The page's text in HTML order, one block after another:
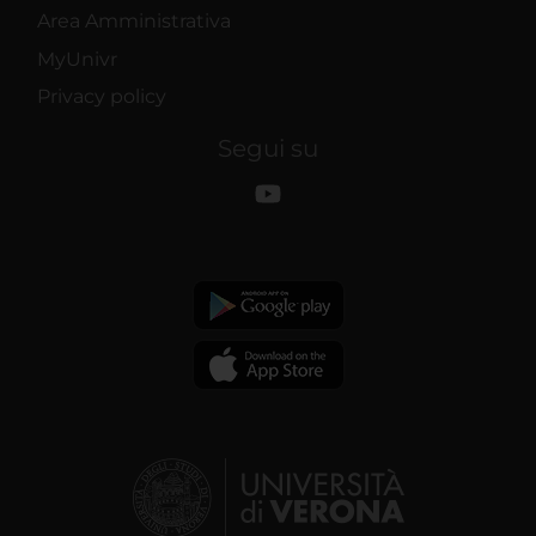
Area Amministrativa
MyUnivr
Privacy policy
Segui su